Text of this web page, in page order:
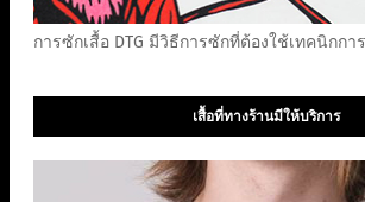
การซักเสื้อ DTG มีวิธีการซักที่ต้องใช้เทคนิกก
เสื้อที่ทางร้านมีให้บริการ